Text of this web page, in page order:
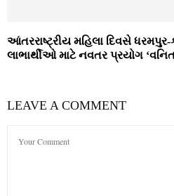
આંતરરાષ્‍ટ્રીય મહિલા દિવસે ધરમપુર-
લાભાર્થીઓ માટે નવતર પ્રયોગ
LEAVE A COMMENT